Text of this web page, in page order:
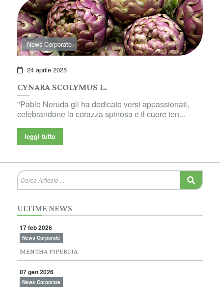
News Corporate
24 aprile 2025
CYNARA SCOLYMUS L.
"Pablo Neruda gli ha dedicato versi appassionati,
celebrandone la corazza spinosa e il cuore ten...
leggi tutto
ULTIME NEWS
17 feb 2026
News Corporate
MENTHA PIPERITA
07 gen 2026
News Corporate